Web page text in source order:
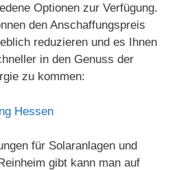
Optionen zur Verfügung.
den Anschaffungspreis
reduzieren und es Ihnen
in den Genuss der
zu kommen:
Hessen
für Solaranlagen und
gibt kann man auf